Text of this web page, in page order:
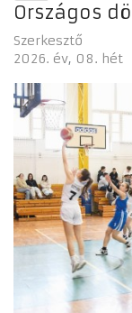
Országos
Szerkesztő
2026. év 08. hét